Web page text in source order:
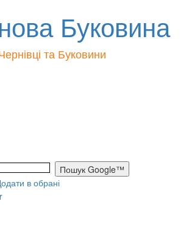
Буковина
та Буковини
в обрані